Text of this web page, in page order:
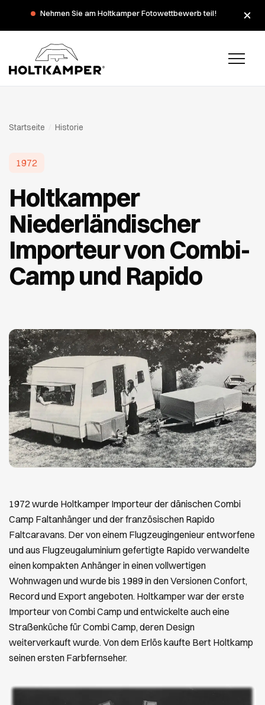
Nehmen Sie am Holtkamper Fotowettbewerb teil!
Startseite Historie
1972
Holtkamper
Niederländischer
Importeur von Combi-
Camp und Rapido
1972 wurde Holtkamper Importeur der dänischen Combi
Camp Faltanhänger und der französischen Rapido
Faltcaravans. Der von einem Flugzeugingenieur entworfene
und aus Flugzeugaluminium gefertigte Rapido verwandelte
einen kompakten Anhänger in einen vollwertigen
Wohnwagen und wurde bis 1989 in den Versionen Confort,
Record und Export angeboten. Holtkamper war der erste
Importeur von Combi Camp und entwickelte auch eine
Straßenküche für Combi Camp, deren Design
weiterverkauft wurde. Von dem Erlös kaufte Bert Holtkamp
seinen ersten Farbfernseher.